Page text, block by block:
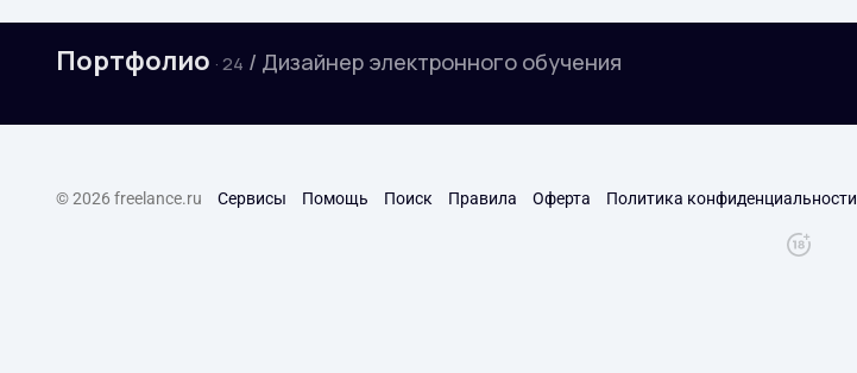
Портфолио · 24 / Дизайнер электронного обучения
© 2026 freelance.ru Сервисы Помощь Поиск Правила Оферта Политика конфиденциальности